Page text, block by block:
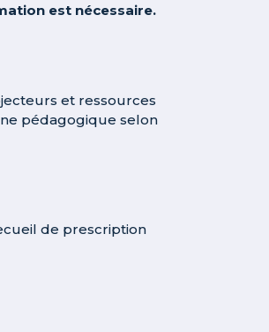
est nécessaire.
et ressources
pédagogique selon
de prescription